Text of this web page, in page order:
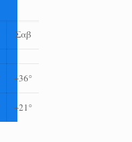
Σαβ
+36°
+21°